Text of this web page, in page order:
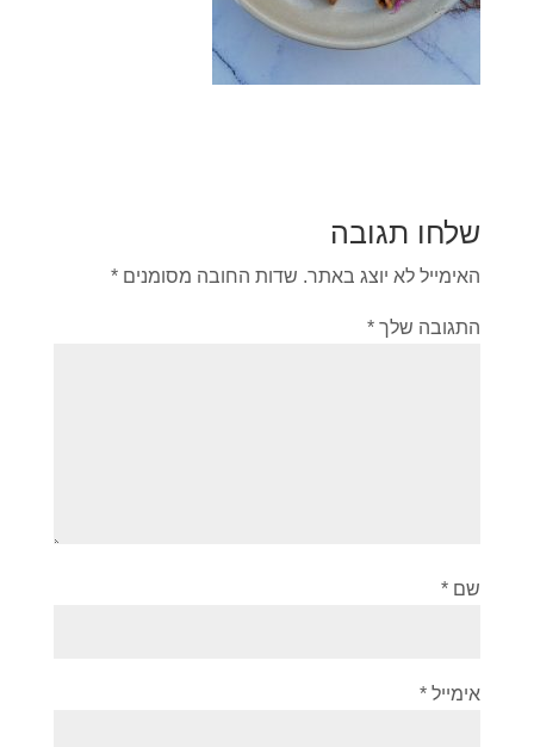
שלחו תגובה
האימייל לא יוצג באתר. שדות החובה מסומנים *
התגובה שלך *
שם *
אימייל *